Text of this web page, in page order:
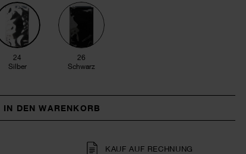
24
Silber
26
Schwarz
IN DEN WARENKORB
KAUF AUF RECHNUNG